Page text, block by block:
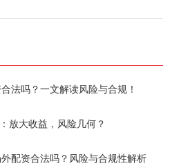
法吗？一文解读风险与合规！
放大收益，风险几何？
配资合法吗？风险与合规性解析